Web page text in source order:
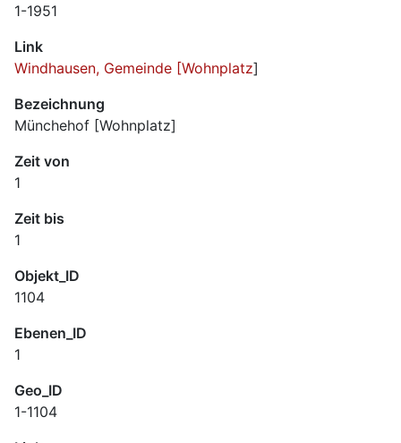
1-1951
Link
Windhausen, Gemeinde [Wohnplatz]
Bezeichnung
Münchehof [Wohnplatz]
Zeit von
1
Zeit bis
1
Objekt_ID
1104
Ebenen_ID
1
Geo_ID
1-1104